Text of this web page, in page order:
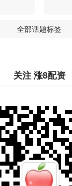
全部话题标签
关注 涨8配资